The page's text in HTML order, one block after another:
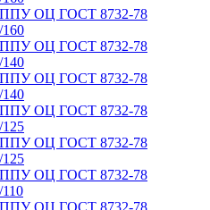
ППУ ОЦ ГОСТ 8732-78
ППУ ОЦ ГОСТ 8732-78
ППУ ОЦ ГОСТ 8732-78
ППУ ОЦ ГОСТ 8732-78
ППУ ОЦ ГОСТ 8732-78
ППУ ОЦ ГОСТ 8732-78
ППУ ОЦ ГОСТ 8732-78